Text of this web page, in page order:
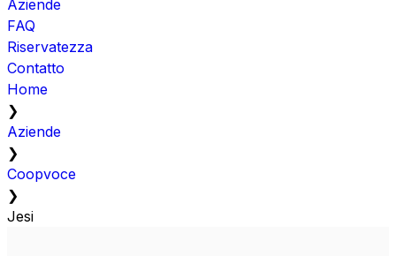
Aziende
FAQ
Riservatezza
Contatto
Home
❯
Aziende
❯
Coopvoce
❯
Jesi